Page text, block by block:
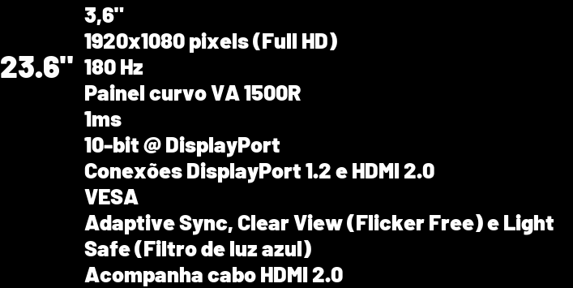
3,6"
1920x1080 pixels (Full HD)
180 Hz
Painel curvo VA 1500R
1ms
10-bit @ DisplayPort
Conexões DisplayPort 1.2 e HDMI 2.0
VESA
Adaptive Sync, Clear View (Flicker Free) e Light
Safe (Filtro de luz azul)
Acompanha cabo HDMI 2.0
23.6"